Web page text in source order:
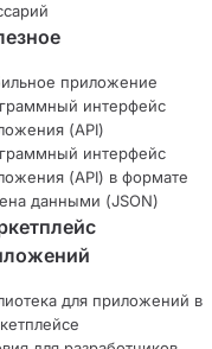
приложение
интерфейс
(API)
интерфейс
(API) в формате
данными (JSON)
для приложений в